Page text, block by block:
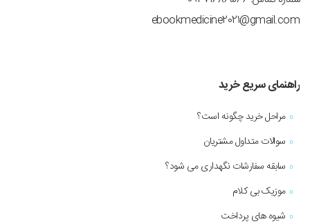
ebookmedicine2021@gmail.com
راهنمای سریع خرید
مراحل خرید چگونه است؟
سوالات متداول مشتریان
سابقه سفارشات نگهداری می شود؟
موزیک بی کلام
شیوه های پرداخت